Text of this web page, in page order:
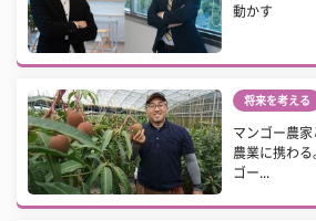
動かす
将来を考える
マンゴー農
農業に携わ
ゴー...